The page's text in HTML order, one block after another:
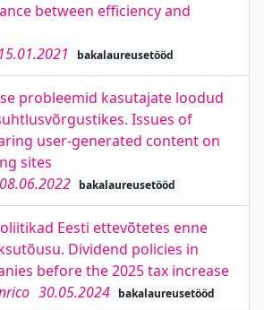
between efficiency and
15.01.2021 bakalaureusetööd
probleemid kasutajate loodud
Issues of
user-generated content on
sites
08.06.2022 bakalaureusetööd
Eesti ettevõtetes enne
Dividend policies in
before the 2025 tax increase
30.05.2024 bakalaureusetööd